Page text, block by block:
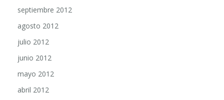
septiembre 2012
agosto 2012
julio 2012
junio 2012
mayo 2012
abril 2012